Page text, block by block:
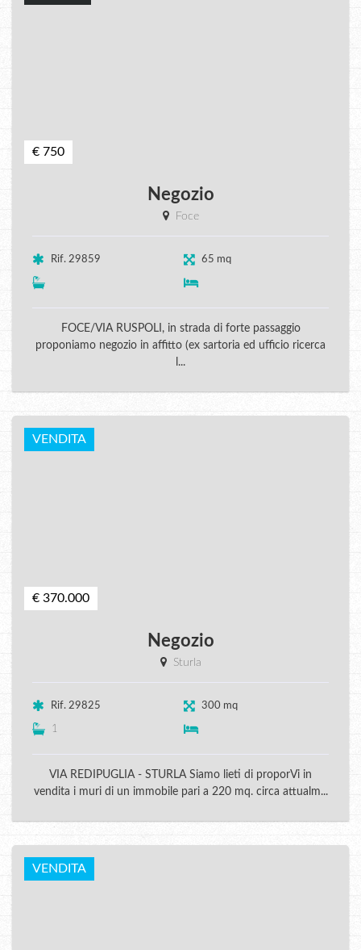
€ 750
Negozio
Foce
Rif. 29859 65 mq
FOCE/VIA RUSPOLI, in strada di forte passaggio
proponiamo negozio in affitto (ex sartoria ed ufficio ricerca
l...
VENDITA
€ 370.000
Negozio
Sturla
Rif. 29825 300 mq
1
VIA REDIPUGLIA - STURLA Siamo lieti di proporVi in
vendita i muri di un immobile pari a 220 mq. circa attualm...
VENDITA